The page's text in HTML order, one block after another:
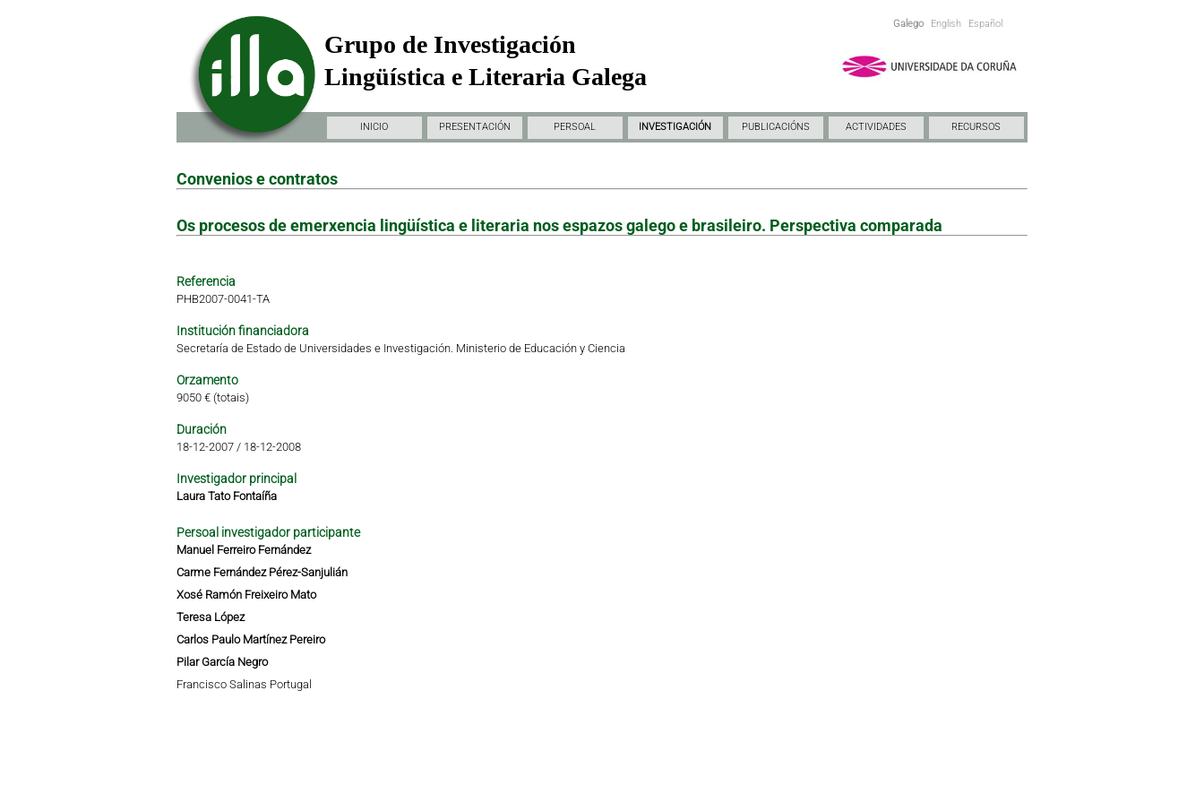
Galego English Español
Grupo de Investigación
Lingüística e Literaria Galega
INICIO PRESENTACIÓN PERSOAL INVESTIGACIÓN PUBLICACIÓNS ACTIVIDADES RECURSOS
Convenios e contratos
Os procesos de emerxencia lingüística e literaria nos espazos galego e brasileiro. Perspectiva comparada
Referencia
PHB2007-0041-TA
Institución financiadora
Secretaría de Estado de Universidades e Investigación. Ministerio de Educación y Ciencia
Orzamento
9050 € (totais)
Duración
18-12-2007 /18-12-2008
Investigador principal
Laura Tato Fontaíña
Persoal investigador participante
Manuel Ferreiro Fernández
Carme Fernández Pérez-Sanjulián
Xosé Ramón Freixeiro Mato
Teresa López
Carlos Paulo Martínez Pereiro
Pilar García Negro
Francisco Salinas Portugal